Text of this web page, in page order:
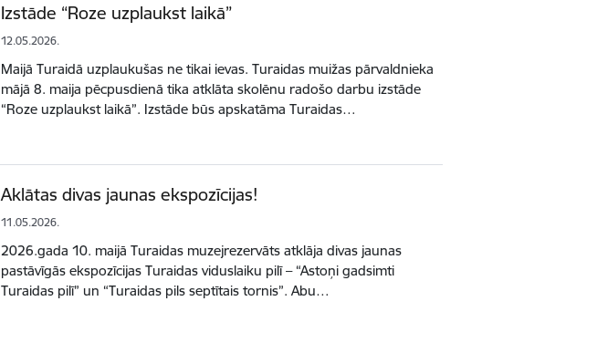
Izstāde “Roze uzplaukst laikā”
12.05.2026.
Maijā Turaidā uzplaukušas ne tikai ievas. Turaidas muižas pārvaldnieka
mājā 8. maija pēcpusdienā tika atklāta skolēnu radošo darbu izstāde
“Roze uzplaukst laikā”. Izstāde būs apskatāma Turaidas…
Aklātas divas jaunas ekspozīcijas!
11.05.2026.
2026.gada 10. maijā Turaidas muzejrezervāts atklāja divas jaunas
pastāvīgās ekspozīcijas Turaidas viduslaiku pilī – “Astoņi gadsimti
Turaidas pilī” un “Turaidas pils septītais tornis”. Abu…